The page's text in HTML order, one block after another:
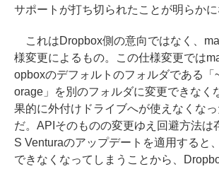
サポートが打ち切られたことが明らかに
これはDropbox側の意向ではなく、
様変更によるもの。この仕様変更では
opboxのデフォルトのフォルダである「
orage」を別のフォルダに変更できなく
果的に外付けドライブへが使えなくな
だ。APIそのものの変更ゆえ回避方法は
S Venturaのアップデートを適用すると
できなくなってしまうことから、